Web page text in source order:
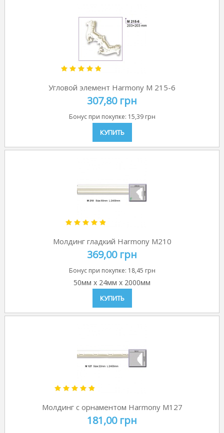
Угловой элемент Harmony M 215-6
307,80 грн
Бонус при покупке: 15,39 грн
КУПИТЬ
Молдинг гладкий Harmony M210
369,00 грн
Бонус при покупке: 18,45 грн
50мм x 24мм x 2000мм
КУПИТЬ
Молдинг с орнаментом Harmony M127
181,00 грн